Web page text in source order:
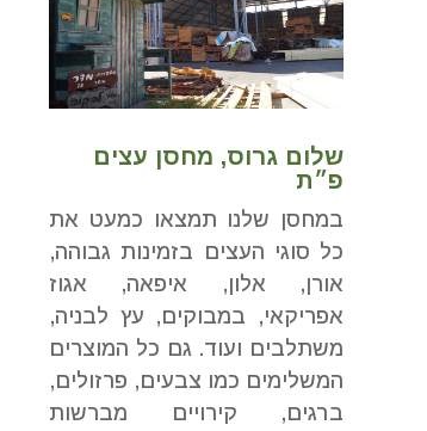
שלום גרוס, מחסן עצים
פ״ת
במחסן שלנו תמצאו כמעט את
כל סוגי העצים בזמינות גבוהה,
אורן, אלון, איפאה, אגוז
אפריקאי, במבוקים, עץ לבניה,
משתלבים ועוד. גם כל המוצרים
המשלימים כמו צבעים, פרזולים,
ברגים, קירויים מברשות